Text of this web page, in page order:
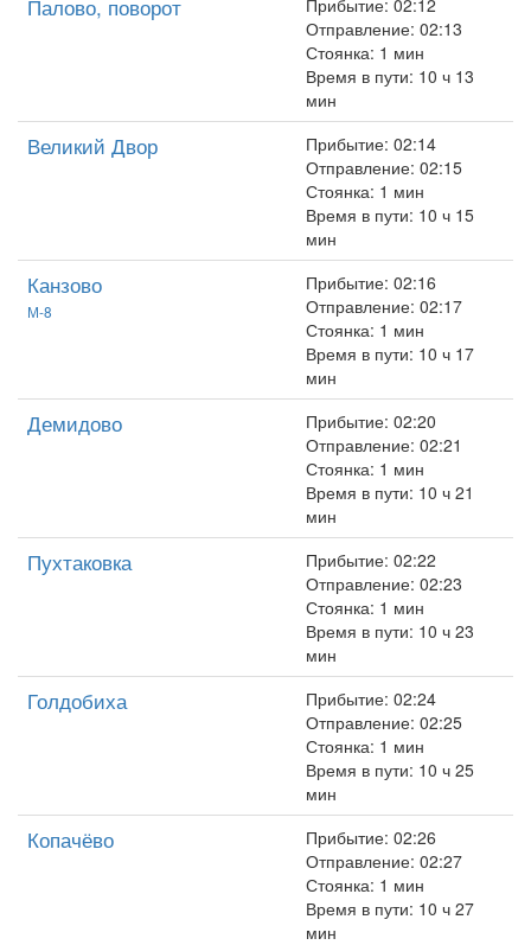
Палово, поворот
Прибытие: 02:12
Отправление: 02:13
Стоянка: 1 мин
Время в пути: 10 ч 13
мин
Великий Двор
Прибытие: 02:14
Отправление: 02:15
Стоянка: 1 мин
Время в пути: 10 ч 15
мин
Канзово
М-8
Прибытие: 02:16
Отправление: 02:17
Стоянка: 1 мин
Время в пути: 10 ч 17
мин
Демидово
Прибытие: 02:20
Отправление: 02:21
Стоянка: 1 мин
Время в пути: 10 ч 21
мин
Пухтаковка
Прибытие: 02:22
Отправление: 02:23
Стоянка: 1 мин
Время в пути: 10 ч 23
мин
Голдобиха
Прибытие: 02:24
Отправление: 02:25
Стоянка: 1 мин
Время в пути: 10 ч 25
мин
Копачёво
Прибытие: 02:26
Отправление: 02:27
Стоянка: 1 мин
Время в пути: 10 ч 27
мин